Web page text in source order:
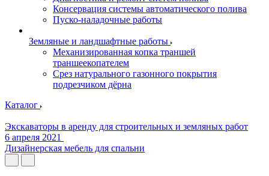
Консервация системы автоматического полива
Пуско-наладочные работы
Земляные и ландшафтные работы
Механизированная копка траншей
траншеекопателем
Срез натурального газонного покрытия
подрезчиком дёрна
Каталог
Экскаваторы в аренду для строительных и земляных работ
6 апреля 2021
Дизайнерская мебель для спальни